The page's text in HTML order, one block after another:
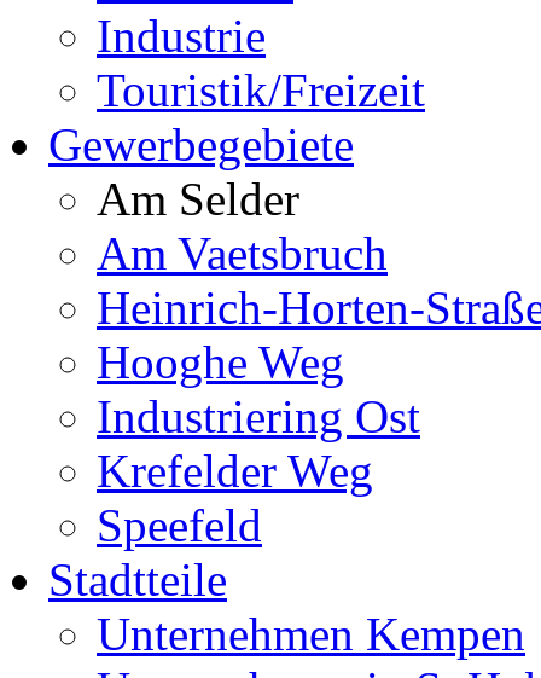
Industrie
Touristik/Freizeit
Gewerbegebiete
Am Selder
Am Vaetsbruch
Heinrich-Horten-
Hooghe Weg
Industriering Ost
Krefelder Weg
Speefeld
Stadtteile
Unternehmen Kempen